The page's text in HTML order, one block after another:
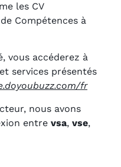
les CV
Compétences à
vous accéderez à
services présentés
fr
nous avons
entre vsa, vse,